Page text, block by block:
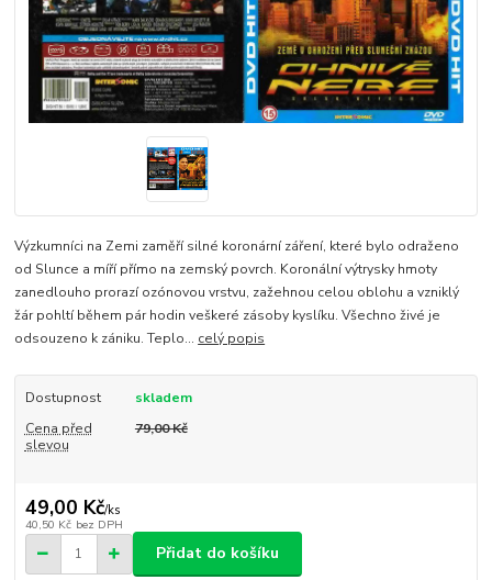
Výzkumníci na Zemi zaměří silné koronární záření, které bylo odraženo
od Slunce a míří přímo na zemský povrch. Koronální výtrysky hmoty
zanedlouho prorazí ozónovou vrstvu, zažehnou celou oblohu a vzniklý
žár pohltí během pár hodin veškeré zásoby kyslíku. Všechno živé je
odsouzeno k zániku. Teplo... celý popis
Dostupnost
skladem
Cena před
slevou
79,00 Kč
49,00 Kč/ks
40,50 Kč bez DPH
Přidat do košíku